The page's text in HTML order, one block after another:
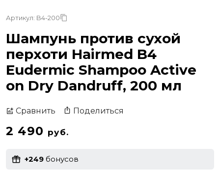
Артикул: B4-200
Шампунь против сухой
перхоти Hairmed B4
Eudermic Shampoo Active
on Dry Dandruff, 200 мл
Сравнить Поделиться
2 490 руб.
+249 бонусов